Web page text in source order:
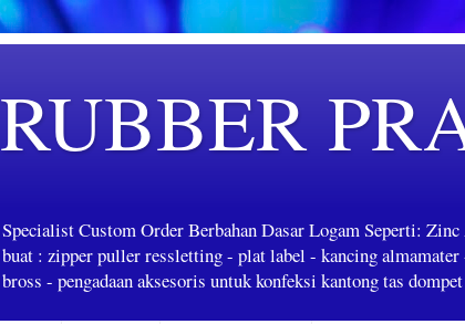
RUBBER
Specialist Custom Order Berbahan Dasar Logam Seperti:
buat : zipper puller ressletting - plat label - kancing
bross - pengadaan aksesoris untuk konfeksi kantong tas